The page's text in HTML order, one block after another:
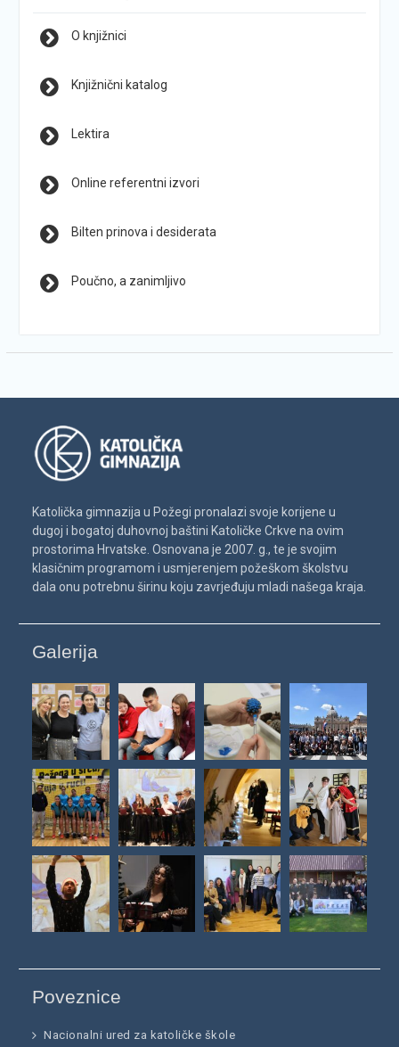
O knjižnici
Knjižnični katalog
Lektira
Online referentni izvori
Bilten prinova i desiderata
Poučno, a zanimljivo
Katolička gimnazija u Požegi pronalazi svoje korijene u
dugoj i bogatoj duhovnoj baštini Katoličke Crkve na ovim
prostorima Hrvatske. Osnovana je 2007. g., te je svojim
klasičnim programom i usmjerenjem požeškom školstvu
dala onu potrebnu širinu koju zavrjeđuju mladi našega kraja.
Galerija
Poveznice
Nacionalni ured za katoličke škole